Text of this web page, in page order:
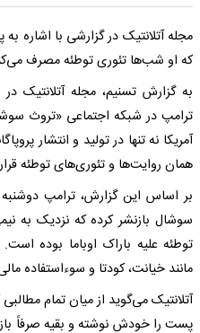
مجله آتلانتیک در گزارشی با
که او شب‌ها تئوری توطئه مصرف
به گزارش تسنیم، مجله آتلانتیک در
ترامپ در شبکه اجتماعی «تروث
آمریکا نه تنها در تولید و انتشار
همان روایت‌ها و تئوری‌های توطئه
بر اساس این گزارش، ترامپ
سوشال بازنشر کرده که نزدیک به
توطئه علیه باراک اوباما بوده
مانند خیانت، کودتا و سوءاستفاده
آتلانتیک می‌گوید از میان تمام
پست را خودش نوشته و بقیه صرفاً